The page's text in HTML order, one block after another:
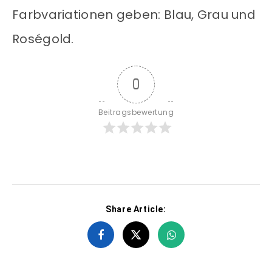
Farbvariationen geben: Blau, Grau und
Roségold.
0
Beitragsbewertung
Share Article: